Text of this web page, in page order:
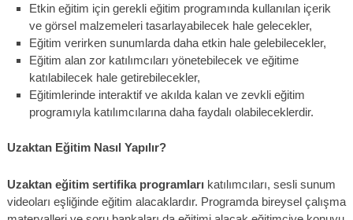
Etkin eğitim için gerekli eğitim programında kullanılan içerik
ve görsel malzemeleri tasarlayabilecek hale gelecekler,
Eğitim verirken sunumlarda daha etkin hale gelebilecekler,
Eğitim alan zor katılımcıları yönetebilecek ve eğitime
katılabilecek hale getirebilecekler,
Eğitimlerinde interaktif ve akılda kalan ve zevkli eğitim
programıyla katılımcılarına daha faydalı olabileceklerdir.
Uzaktan Eğitim Nasıl Yapılır?
Uzaktan eğitim sertifika programlarıkatılımcıları, sesli sunum
videoları eşliğinde eğitim alacaklardır. Programda bireysel çalışma